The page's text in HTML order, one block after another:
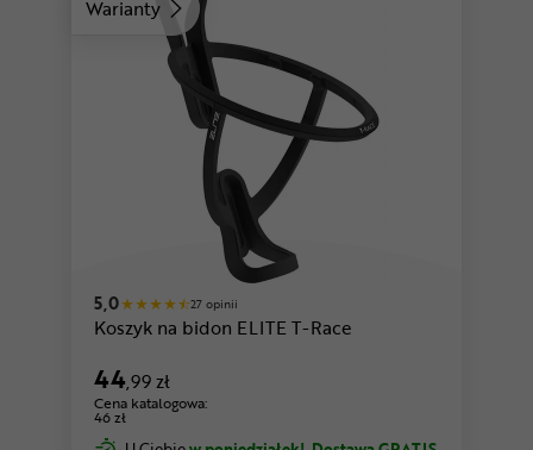
Warianty
5,0 27 opinii
Koszyk na bidon ELITE T-Race
44,99 zł
Cena katalogowa:
46 zł